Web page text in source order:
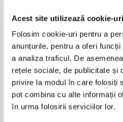
Acest site utilizează cookie-uri
Folosim cookie-uri pentru a
anunțurile, pentru a oferi
a analiza traficul. De
rețele sociale, de publicitate și
privire la modul în care folosiți
pot combina cu alte informații
în urma folosirii serviciilor lor.
Alastair Reynolds - The Prefect